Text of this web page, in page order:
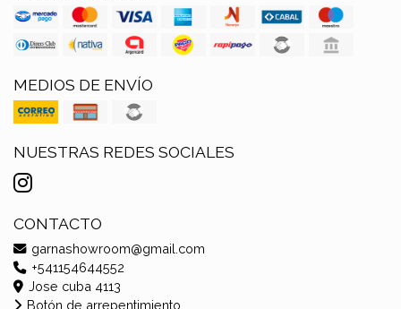
MEDIOS DE ENVÍO
NUESTRAS REDES SOCIALES
CONTACTO
garnashowroom@gmail.com
+541154644552
Jose cuba 4113
Botón de arrepentimiento